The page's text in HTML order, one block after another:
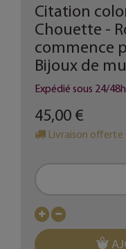
Citation
Chouette -
commence
Bijoux de
Expédié sous 24/48h
45,00 €
Livraison offerte